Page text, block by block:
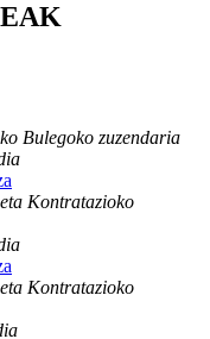
Bulegoko zuzendaria
Kontratazioko
Kontratazioko